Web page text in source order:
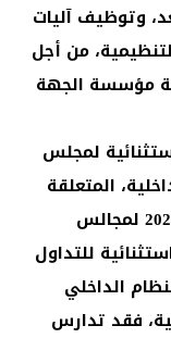
وتوظيف آليات
من أجل
مؤسسة الجهة
لمجلس
المتعلقة
بانعقاد الدورة العادية لشهر أكتوبر 2021 لمجالس
للتداول
الداخلي
فقد تدارس